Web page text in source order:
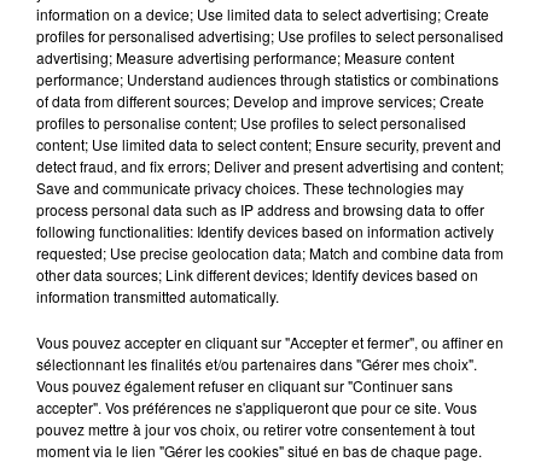
Transmanche.Le trafic difficile des ferries depuis à
Calais a engendré une file de poids lourds sur l’A16
Plusieurs migrants ont tenté de s’introduire dans les
poids-lourds. La préfecture du Pas-de-Calais a mis en
place un itinéraire de délestage à Marck.
FIL D'ACTUS
information on a device; Use limited data to select advertising; Create
profiles for personalised advertising; Use profiles to select personalised
advertising; Measure advertising performance; Measure content
performance; Understand audiences through statistics or combinations
of data from different sources; Develop and improve services; Create
profiles to personalise content; Use profiles to select personalised
content; Use limited data to select content; Ensure security, prevent and
detect fraud, and fix errors; Deliver and present advertising and content;
Save and communicate privacy choices. These technologies may
process personal data such as IP address and browsing data to offer
following functionalities: Identify devices based on information actively
requested; Use precise geolocation data; Match and combine data from
other data sources; Link different devices; Identify devices based on
information transmitted automatically.
Vous pouvez accepter en cliquant sur "Accepter et fermer", ou affiner en
sélectionnant les finalités et/ou partenaires dans "Gérer mes choix".
Vous pouvez également refuser en cliquant sur "Continuer sans
accepter". Vos préférences ne s'appliqueront que pour ce site. Vous
pouvez mettre à jour vos choix, ou retirer votre consentement à tout
moment via le lien "Gérer les cookies" situé en bas de chaque page.